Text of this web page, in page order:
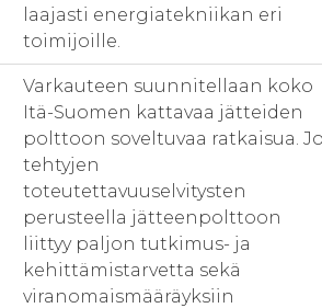
laajasti energiatekniikan eri
toimijoille.
Varkauteen suunnitellaan koko
Itä-Suomen kattavaa jätteiden
polttoon soveltuvaa ratkaisua.
tehtyjen
toteutettavuuselvitysten
perusteella jätteenpolttoon
liittyy paljon tutkimus- ja
kehittämistarvetta sekä
viranomaismääräyksiin